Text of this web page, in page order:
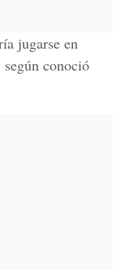
jugarse en
conoció